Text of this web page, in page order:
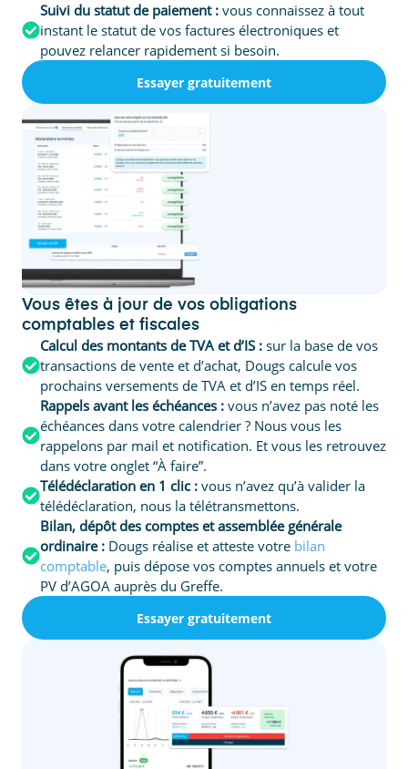
Suivi du statut de paiement : vous connaissez à tout
instant le statut de vos factures électroniques et
pouvez relancer rapidement si besoin.
Essayer gratuitement
Vous êtes à jour de vos obligations
comptables et fiscales
Calcul des montants de TVA et d’IS : sur la base de vos
transactions de vente et d’achat, Dougs calcule vos
prochains versements de TVA et d’IS en temps réel.
Rappels avant les échéances : vous n’avez pas noté les
échéances dans votre calendrier ? Nous vous les
rappelons par mail et notification. Et vous les retrouvez
dans votre onglet “À faire”.
Télédéclaration en 1 clic : vous n’avez qu’à valider la
télédéclaration, nous la télétransmettons.
Bilan, dépôt des comptes et assemblée générale
ordinaire : Dougs réalise et atteste votre bilan
comptable, puis dépose vos comptes annuels et votre
PV d’AGOA auprès du Greffe.
Essayer gratuitement